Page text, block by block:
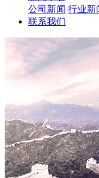
公司新闻 行业新
联系我们